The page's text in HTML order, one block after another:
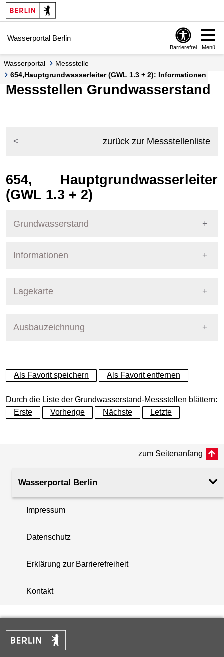
Springe zur Navigation
Springe zum Inhalt
Wasserportal Berlin
Barrierefrei Menü
Wasserportal
Messstelle
654,Hauptgrundwasserleiter (GWL 1.3 + 2): Informationen
Messstellen Grundwasserstand
zurück zur Messstellenliste
654, Hauptgrundwasserleiter
(GWL 1.3 + 2)
Grundwasserstand
Dynamische Grafik
Informationen
Nummer
Ausprägung GW-Stand
Grundwasserleiter Hauptgrundwasserleiter
Rohroberkante
(m ü. NHN)
49.53
Filteroberkante
(m u. GOK)
Lagekarte
+
+
−
Ausbauzeichnung
Als Favorit speichern Als Favorit entfernen
Durch die Liste der Grundwasserstand-Messstellen blättern:
Erste
Vorherige Nächste Letzte
zum Seitenanfang
Wasserportal Berlin
Impressum
Datenschutz
Erklärung zur Barrierefreiheit
Kontakt